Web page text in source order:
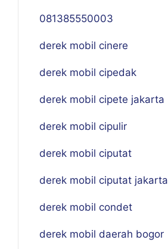
081385550003
derek mobil cinere
derek mobil cipedak
derek mobil cipete jakarta
derek mobil cipulir
derek mobil ciputat
derek mobil ciputat jakarta
derek mobil condet
derek mobil daerah bogor